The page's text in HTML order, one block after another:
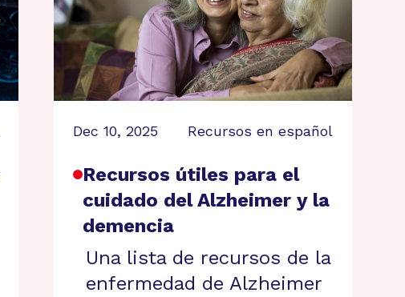
Dec 10, 2025 Recursos en español
Recursos útiles para el
cuidado del Alzheimer y la
demencia
Una lista de recursos de la
enfermedad de Alzheimer